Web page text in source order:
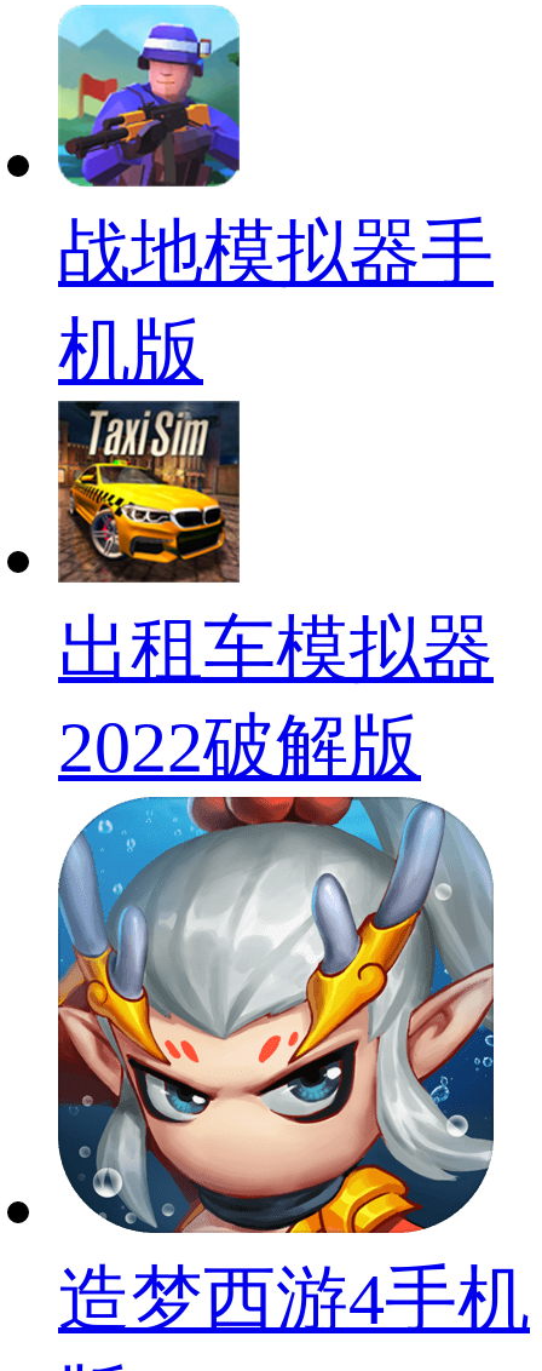
战地模拟器手
机版
出租车模拟器
2022破解版
造梦西游4手机